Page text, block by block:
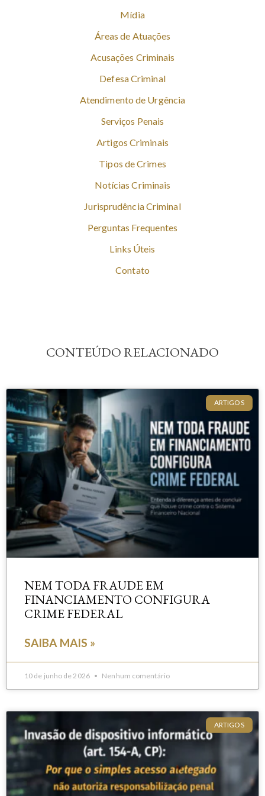
Mídia
Áreas de Atuações
Acusações Criminais
Defesa Criminal
Atendimento de Urgência
Serviços Penais
Artigos Criminais
Tipos de Crimes
Notícias Criminais
Jurisprudência Criminal
Perguntas Frequentes
Links Úteis
Contato
CONTEÚDO RELACIONADO
ARTIGOS
NEM TODA FRAUDE EM
FINANCIAMENTO CONFIGURA
CRIME FEDERAL
SAIBA MAIS »
10 de junho de 2026 Nenhum comentário
ARTIGOS